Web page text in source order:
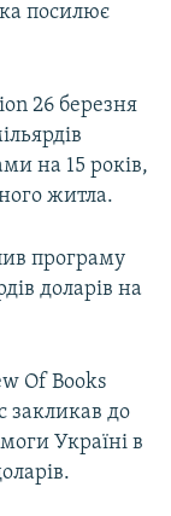
посилює
26 березня
на 15 років,
житла.
програму
доларів на
Of Books
закликав до
Україні в